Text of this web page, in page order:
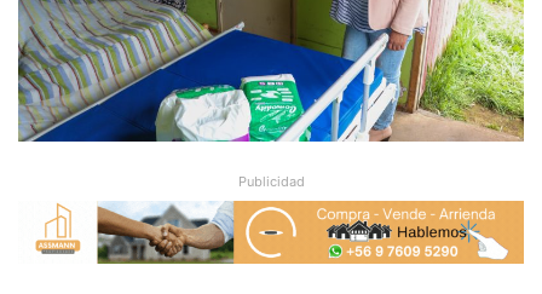
Publicidad